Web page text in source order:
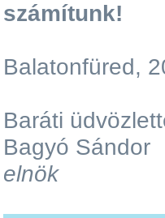
számítunk!
Balatonfüred,
Baráti
Bagyó Sándor
elnök